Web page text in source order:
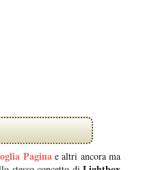
Paginae altri ancora ma